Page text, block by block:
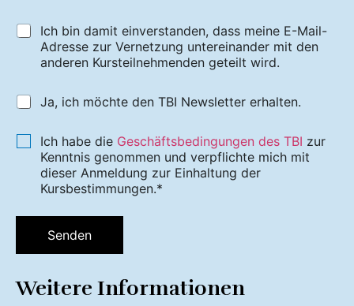
Ich bin damit einverstanden, dass meine E-Mail-
Adresse zur Vernetzung untereinander mit den
anderen Kursteilnehmenden geteilt wird.
Ja, ich möchte den TBI Newsletter erhalten.
Ich habe die Geschäftsbedingungen des TBI zur
Kenntnis genommen und verpflichte mich mit
dieser Anmeldung zur Einhaltung der
Kursbestimmungen.*
Senden
Weitere Informationen